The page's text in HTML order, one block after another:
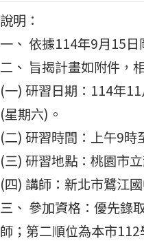
說明：
一、 依據114年9月15
二、 旨揭計畫如附件，
(一) 研習日期：114年
(星期六)。
(二) 研習時間：上午9時
(三) 研習地點：桃園市
(四) 講師：新北市鷺江
三、 參加資格：優先錄
師；第二順位為本市